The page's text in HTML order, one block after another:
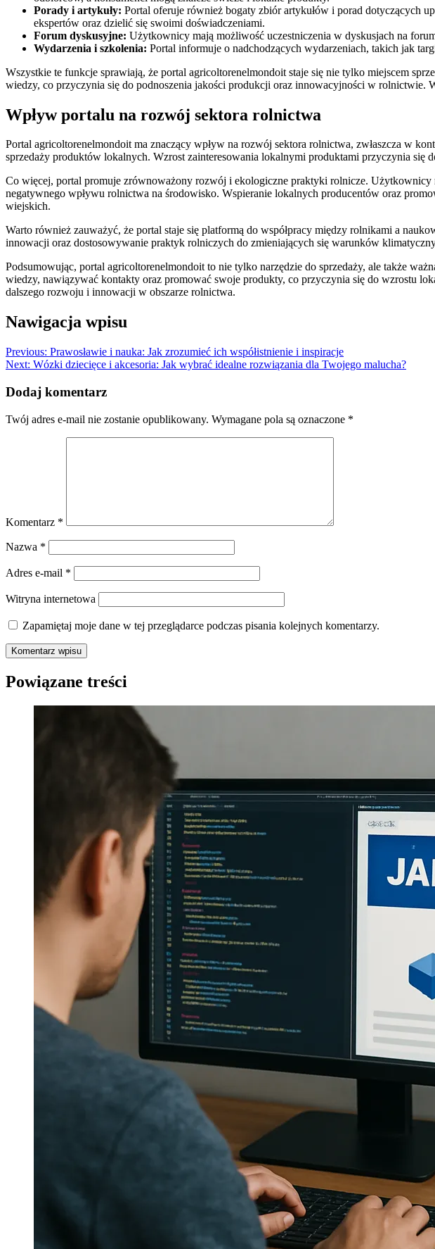
Porady i artykuły: Portal oferuje również bogaty zbiór artykułów i porad dotyczących
ekspertów oraz dzielić się swoimi doświadczeniami.
Forum dyskusyjne: Użytkownicy mają możliwość uczestniczenia w dyskusjach na
Wydarzenia i szkolenia: Portal informuje o nadchodzących wydarzeniach, takich jak
Wszystkie te funkcje sprawiają, że portal agricoltorenelmondoit staje się nie tylko miejscem
wiedzy, co przyczynia się do podnoszenia jakości produkcji oraz innowacyjności w rolnictwie.
Wpływ portalu na rozwój sektora rolnictwa
Portal agricoltorenelmondoit ma znaczący wpływ na rozwój sektora rolnictwa, zwłaszcza w
sprzedaży produktów lokalnych. Wzrost zainteresowania lokalnymi produktami przyczynia się
Co więcej, portal promuje zrównoważony rozwój i ekologiczne praktyki rolnicze.
negatywnego wpływu rolnictwa na środowisko. Wspieranie lokalnych producentów oraz
wiejskich.
Warto również zauważyć, że portal staje się platformą do współpracy między rolnikami a
innowacji oraz dostosowywanie praktyk rolniczych do zmieniających się warunków
Podsumowując, portal agricoltorenelmondoit to nie tylko narzędzie do sprzedaży, ale także
wiedzy, nawiązywać kontakty oraz promować swoje produkty, co przyczynia się do wzrostu
dalszego rozwoju i innowacji w obszarze rolnictwa.
Nawigacja wpisu
Previous: Prawosławie i nauka: Jak zrozumieć ich współistnienie i inspiracje
Next: Wózki dziecięce i akcesoria: Jak wybrać idealne rozwiązania dla Twojego malucha?
Dodaj komentarz
Twój adres e-mail nie zostanie opublikowany. Wymagane pola są oznaczone *
Komentarz *
Nazwa *
Adres e-mail *
Witryna internetowa
Zapamiętaj moje dane w tej przeglądarce podczas pisania kolejnych komentarzy.
Powiązane treści